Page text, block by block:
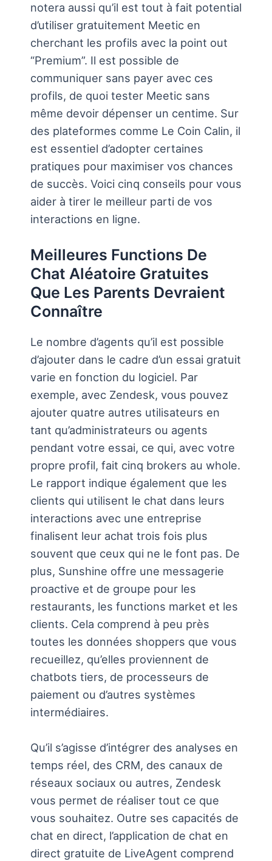
notera aussi qu’il est tout à fait potential
d’utiliser gratuitement Meetic en
cherchant les profils avec la point out
“Premium”. Il est possible de
communiquer sans payer avec ces
profils, de quoi tester Meetic sans
même devoir dépenser un centime. Sur
des plateformes comme Le Coin Calin, il
est essentiel d’adopter certaines
pratiques pour maximiser vos chances
de succès. Voici cinq conseils pour vous
aider à tirer le meilleur parti de vos
interactions en ligne.
Meilleures Functions De
Chat Aléatoire Gratuites
Que Les Parents Devraient
Connaître
Le nombre d’agents qu’il est possible
d’ajouter dans le cadre d’un essai gratuit
varie en fonction du logiciel. Par
exemple, avec Zendesk, vous pouvez
ajouter quatre autres utilisateurs en
tant qu’administrateurs ou agents
pendant votre essai, ce qui, avec votre
propre profil, fait cinq brokers au whole.
Le rapport indique également que les
clients qui utilisent le chat dans leurs
interactions avec une entreprise
finalisent leur achat trois fois plus
souvent que ceux qui ne le font pas. De
plus, Sunshine offre une messagerie
proactive et de groupe pour les
restaurants, les functions market et les
clients. Cela comprend à peu près
toutes les données shoppers que vous
recueillez, qu’elles proviennent de
chatbots tiers, de processeurs de
paiement ou d’autres systèmes
intermédiaires.
Qu’il s’agisse d’intégrer des analyses en
temps réel, des CRM, des canaux de
réseaux sociaux ou autres, Zendesk
vous permet de réaliser tout ce que
vous souhaitez. Outre ses capacités de
chat en direct, l’application de chat en
direct gratuite de LiveAgent comprend